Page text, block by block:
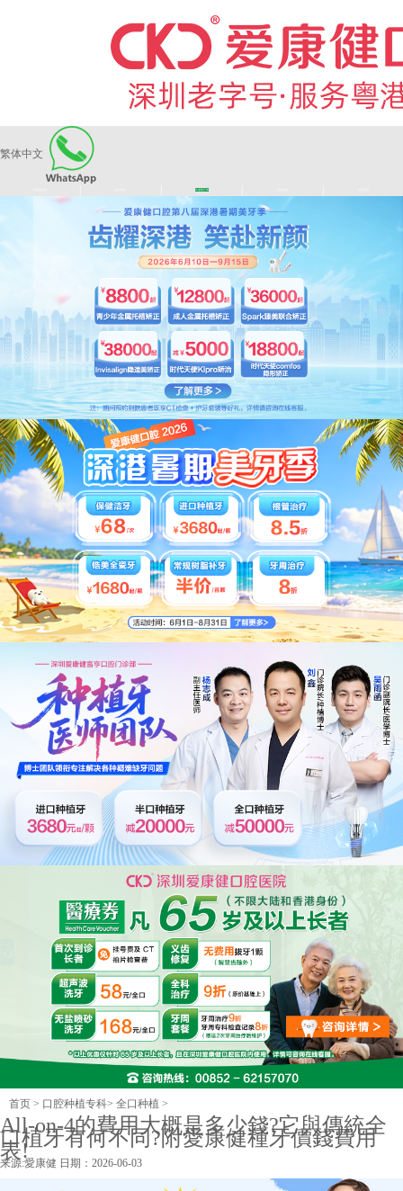
繁体中文
长者医疗券
首页 > 口腔种植专科> 全口种植 >
All-on-4的費用大概是多少錢?它與傳統全
口植牙有何不同?附愛康健種牙價錢費用
表!
来源:愛康健 日期：2026-06-03